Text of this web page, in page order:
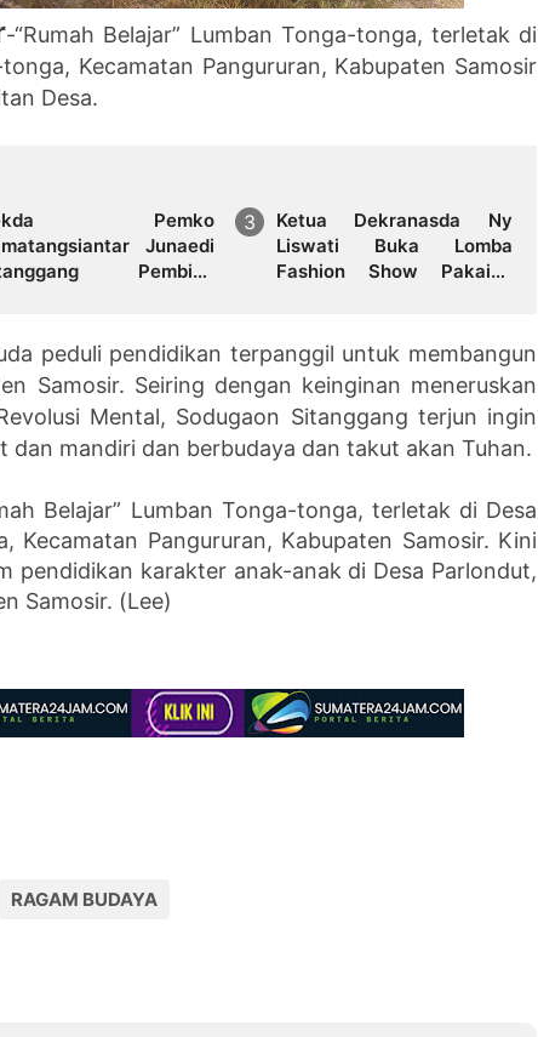
-“Rumah Belajar” Lumban Tonga-tonga, terletak di
Kecamatan Pangururan, Kabupaten Samosir
Desa.
Pemko
Junaedi
Pembina
Ketua Dekranasda Ny
Liswati Buka Lomba
Fashion Show Pakaian
Percaya Diri
peduli pendidikan terpanggil untuk membangun
Samosir. Seiring dengan keinginan meneruskan
Mental, Sodugaon Sitanggang terjun ingin
mandiri dan berbudaya dan takut akan Tuhan.
Belajar” Lumban Tonga-tonga, terletak di Desa
Kecamatan Pangururan, Kabupaten Samosir. Kini
pendidikan karakter anak-anak di Desa Parlondut,
Samosir. (Lee)
RAGAM BUDAYA